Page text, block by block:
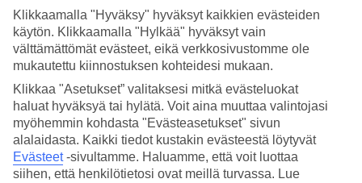
Lomakohteet
Hinta
Lähtöpaikka
Tyhjennä kaikki suodattimet
Ei enempää näytettäviä lomia
Klikkaamalla "Hyväksy" hyväksyt kaikkien evästeiden
käytön. Klikkaamalla "Hylkää" hyväksyt vain
välttämättömät evästeet, eikä verkkosivustomme ole
mukautettu kiinnostuksen kohteidesi mukaan.
Klikkaa "Asetukset” valitaksesi mitkä evästeluokat
haluat hyväksyä tai hylätä. Voit aina muuttaa valintojasi
myöhemmin kohdasta "Evästeasetukset" sivun
alalaidasta. Kaikki tiedot kustakin evästeestä löytyvät
Evästeet-sivultamme. Haluamme, että voit luottaa
siihen, että henkilötietosi ovat meillä turvassa. Lue